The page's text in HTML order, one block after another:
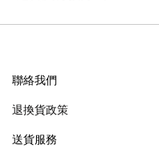
聯絡我們
退換貨政策
送貨服務